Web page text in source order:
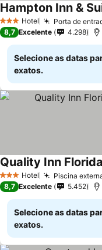
3 EstrelasHotel Porta de
Ver preços
8,7 Excelente 4.298
Selecione as datas
exatos.
3 EstrelasHotel Piscina
Quality Inn
8,7 Excelente 5.452
Selecione as datas
exatos.